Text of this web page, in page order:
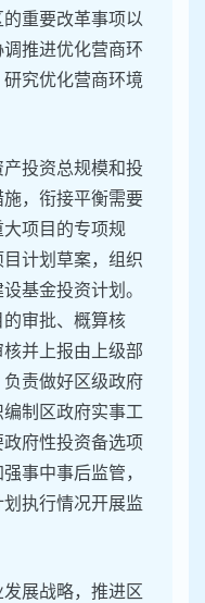
重要改革事项以
推进优化营商环
究优化营商环境
产投资总规模和投
，衔接平衡需要
项目的专项规
计划草案，组织
基金投资计划。
审批、概算核
并上报由上级部
责做好区级政府
制区政府实事工
府性投资备选项
事中事后监管，
执行情况开展监
发展战略，推进区